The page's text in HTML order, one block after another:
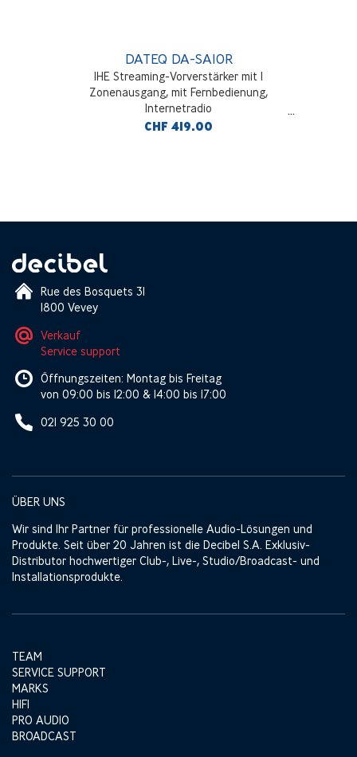
DATEQ DA-SA10R
1HE Streaming-Vorverstärker mit 1
Zonenausgang, mit Fernbedienung,
Internetradio
CHF 419.00
Rue des Bosquets 31
1800 Vevey
Verkauf
Service support
Öffnungszeiten: Montag bis Freitag
von 09:00 bis 12:00 & 14:00 bis 17:00
021 925 30 00
ÜBER UNS
Wir sind Ihr Partner für professionelle Audio-Lösungen und
Produkte. Seit über 20 Jahren ist die Decibel S.A. Exklusiv-
Distributor hochwertiger Club-, Live-, Studio/Broadcast- und
Installationsprodukte.
TEAM
SERVICE SUPPORT
MARKS
HIFI
PRO AUDIO
BROADCAST